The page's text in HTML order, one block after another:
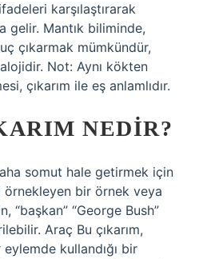
karşılaştırarak
gelir. Mantık biliminde,
çıkarmak mümkündür,
Not: Aynı kökten
çıkarım ile eş anlamlıdır.
NEDIR?
somut hale getirmek için
örnekleyen bir örnek veya
“başkan” “George Bush”
Araç Bu çıkarım,
kullandığı bir